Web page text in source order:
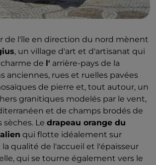
de l'île en direction du nord mènent
, un village d'art et d'artisanat qui
de l' arrière-pays de la
anciennes, rues et ruelles pavées
de pierre et, tout autour, un
granitiques modelés par le vent,
et de champs brodés de
Le drapeau orange du
qui flotte idéalement sur
qualité de l'accueil et l'épaisseur
qui se tourne également vers le